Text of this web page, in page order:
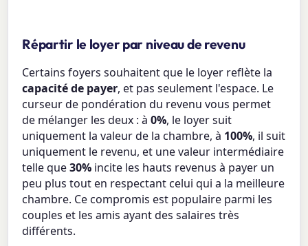
Répartir le loyer par niveau de revenu
Certains foyers souhaitent que le loyer reflète la
capacité de payer, et pas seulement l'espace. Le
curseur de pondération du revenu vous permet
de mélanger les deux : à0%, le loyer suit
uniquement la valeur de la chambre, à 100%, il suit
uniquement le revenu, et une valeur intermédiaire
telle que30% incite les hauts revenus à payer un
peu plus tout en respectant celui qui a la meilleure
chambre. Ce compromis est populaire parmi les
couples et les amis ayant des salaires très
différents.